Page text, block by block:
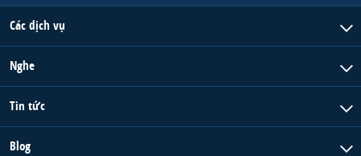
Các dịch vụ
Nghe
Tin tức
Blog